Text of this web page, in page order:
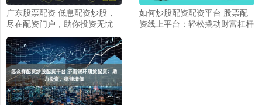
广东股票配资 低息配资炒股，
尽在配资门户，助你投资无忧
如何炒股配资配资平台 股票配
资线上平台：轻松撬动财富杠杆